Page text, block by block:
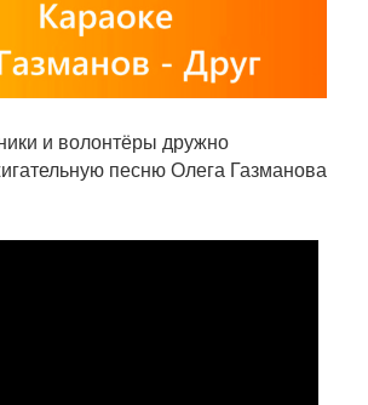
и волонтёры дружно
песню Олега Газманова